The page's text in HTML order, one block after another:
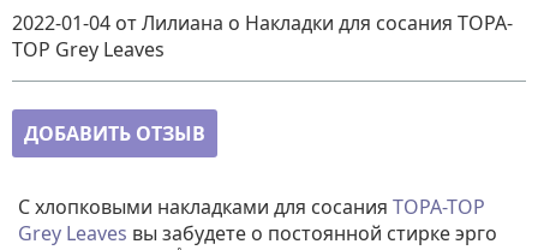
2022-01-04 от Лилиана о Накладки для сосания TOPA-
TOP Grey Leaves
ДОБАВИТЬ ОТЗЫВ
С хлопковыми накладками для сосания TOPA-TOP
Grey Leaves вы забудете о постоянной стирке эрго